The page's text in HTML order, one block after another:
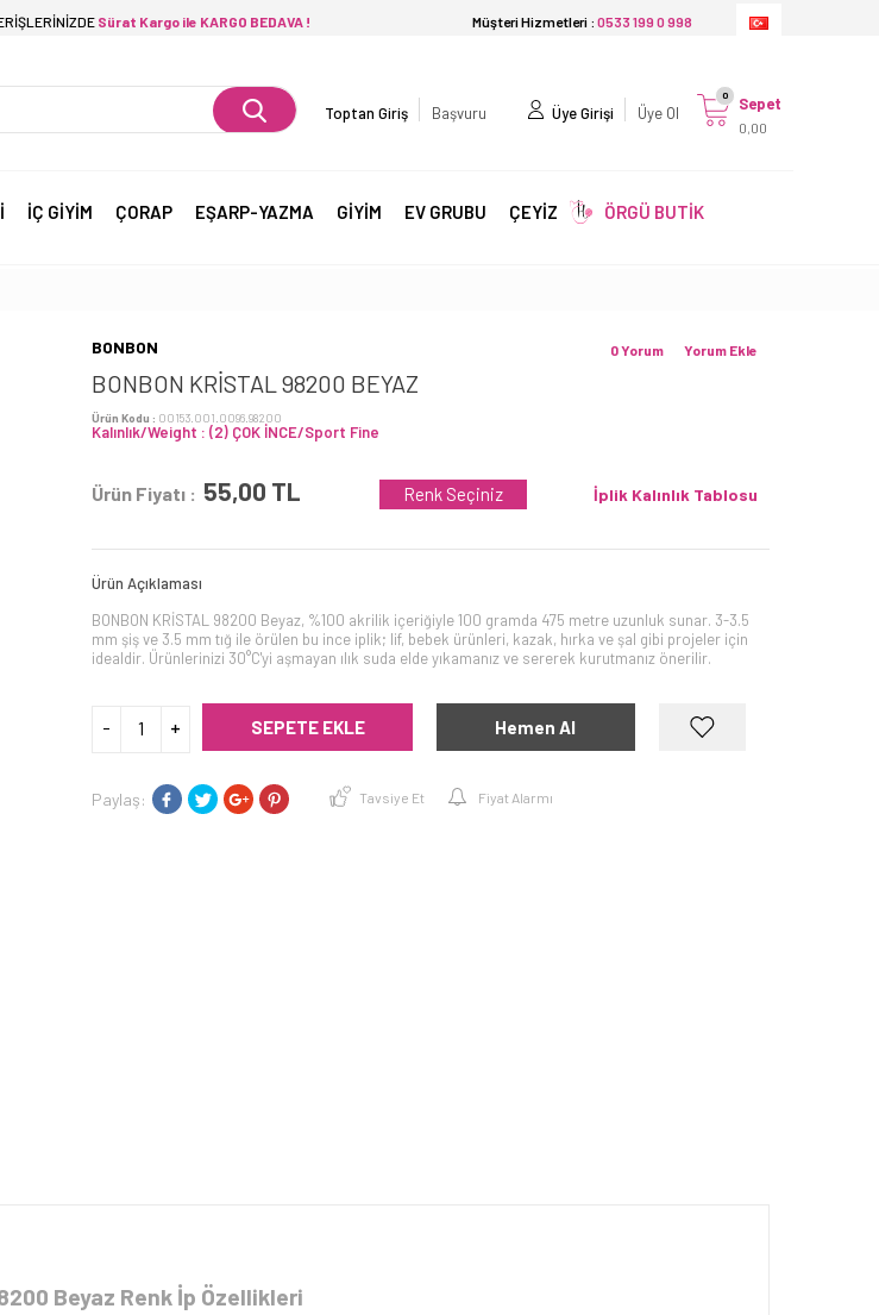
Sürat Kargo ile KARGO BEDAVA ! Müşteri Hizmetleri : 0533 199 0 998
Başvuru
Toptan Giriş Üye Girişi Üye Ol Sepet
0,00
0
İÇ GİYİM ÇORAP EŞARP-YAZMA GİYİM EV GRUBU ÇEYİZ ÖRGÜ BUTİK
BONBON
BONBON KRİSTAL 98200 BEYAZ
Ürün Kodu : 00153.001.0096.98200
Kalınlık/Weight : (2) ÇOK İNCE/Sport Fine
Yorum Ekle
0 Yorum
Ürün Fiyatı : 55,00 TL İplik Kalınlık Tablosu
Renk Seçiniz
Ürün Açıklaması
BONBON KRİSTAL 98200 Beyaz, %100 akrilik içeriğiyle 100 gramda 475 metre uzunluk sunar. 3-3.5
mm şiş ve 3.5 mm tığ ile örülen bu ince iplik; lif, bebek ürünleri, kazak, hırka ve şal gibi projeler için
idealdir. Ürünlerinizi 30°C'yi aşmayan ılık suda elde yıkamanız ve sererek kurutmanız önerilir.
SEPETE EKLE Hemen Al
Paylaş: Tavsiye Et Fiyat Alarmı
Beyaz Renk İp Özellikleri